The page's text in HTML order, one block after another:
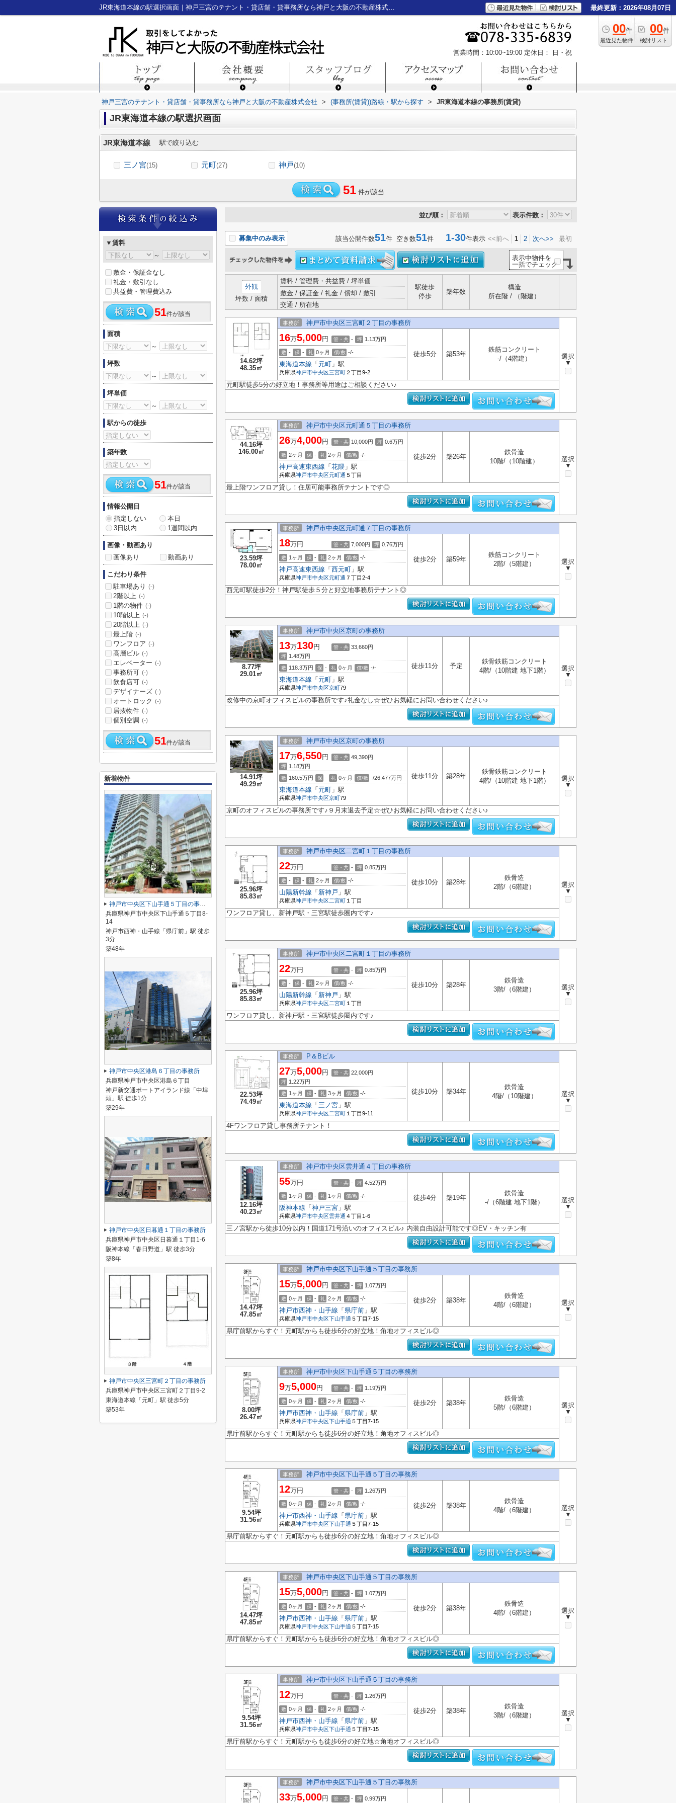
JR東海道本線の駅選択画面｜神戸三宮のテナント・貸店舗・貸事務所なら神戸と大阪の不動産株式会社 最終更新：2026年08月07日
00件
最近見た物件
00件
検討リスト
営業時間：10:00~19:00 定休日： 日・祝
神戸三宮のテナント・貸店舗・貸事務所なら神戸と大阪の不動産株式会社 > (事務所(賃貸))路線・駅から探す > JR東海道本線の事務所(賃貸)
JR東海道本線の駅選択画面
JR東海道本線 駅で絞り込む
三ノ宮(15) 元町(27) 神戸(10)
51 件が該当
並び順： 表示件数：
募集中のみ表示 該当公開件数51件 空き数51件 1-30件表示 <<前へ 1 2 次へ>> 最初
表示中物件を
一括でチェック
外観
坪数 / 面積
賃料 / 管理費・共益費 / 坪単価
敷金 / 保証金 / 礼金 / 償却 / 敷引
交通 / 所在地
駅徒歩
停歩
築年数
構造
所在階 / （階建）
14.62坪
48.35㎡
事務所 神戸市中央区三宮町２丁目の事務所
選択
▼
16万5,000円 管・共 - 坪 1.13万円
敷 - 保 - 礼 0ヶ月 償/敷 -/-
東海道本線 「 元町 」駅
兵庫県神戸市中央区 三宮町 ２丁目9-2
徒歩5分 築53年
鉄筋コンクリート
-/（4階建）
元町駅徒歩5分の好立地！事務所等用途はご相談ください♪
44.16坪
146.00㎡
事務所 神戸市中央区元町通５丁目の事務所
選択
▼
26万4,000円 管・共 10,000円 坪 0.6万円
敷 2ヶ月 保 - 礼 2ヶ月 償/敷 -/-
神戸高速東西線 「 花隈 」駅
兵庫県神戸市中央区元町通 ５丁目
徒歩2分 築26年
鉄骨造
10階/（10階建）
最上階ワンフロア貸し！住居可能事務所テナントです◎
23.59坪
78.00㎡
事務所 神戸市中央区元町通７丁目の事務所
選択
▼
18万円 管・共 7,000円 坪 0.76万円
敷 1ヶ月 保 - 礼 2ヶ月 償/敷 -/-
神戸高速東西線 「 西元町 」駅
兵庫県神戸市中央区元町通 ７丁目2-4
徒歩2分 築59年
鉄筋コンクリート
2階/（5階建）
西元町駅徒歩2分！神戸駅徒歩５分と好立地事務所テナント◎
8.77坪
29.01㎡
事務所 神戸市中央区京町の事務所
選択
▼
13万130円 管・共 33,660円
坪 1.48万円
敷 118.3万円 保 - 礼 0ヶ月 償/敷 -/-
東海道本線 「 元町 」駅
兵庫県神戸市中央区京町79
徒歩11分 予定
鉄骨鉄筋コンクリート
4階/（10階建 地下1階）
改修中の京町オフィスビルの事務所です♪礼金なし☆ぜひお気軽にお問い合わせください♪
14.91坪
49.29㎡
事務所 神戸市中央区京町の事務所
選択
▼
17万6,550円 管・共 49,390円
坪 1.18万円
敷 160.5万円 保 - 礼 0ヶ月 償/敷 -/26.477万円
東海道本線 「 元町 」駅
兵庫県神戸市中央区京町79
徒歩11分 築28年
鉄骨鉄筋コンクリート
4階/（10階建 地下1階）
京町のオフィスビルの事務所です♪９月末退去予定☆ぜひお気軽にお問い合わせください♪
25.96坪
85.83㎡
事務所 神戸市中央区二宮町１丁目の事務所
選択
▼
22万円 管・共 - 坪 0.85万円
敷 - 保 - 礼 2ヶ月 償/敷 -/-
山陽新幹線 「 新神戸 」駅
兵庫県神戸市中央区 二宮町 １丁目
徒歩10分 築28年
鉄骨造
2階/（6階建）
ワンフロア貸し、新神戸駅・三宮駅徒歩圏内です♪
25.96坪
85.83㎡
事務所 神戸市中央区二宮町１丁目の事務所
選択
▼
22万円 管・共 - 坪 0.85万円
敷 - 保 - 礼 2ヶ月 償/敷 -/-
山陽新幹線 「 新神戸 」駅
兵庫県神戸市中央区 二宮町 １丁目
徒歩10分 築28年
鉄骨造
3階/（6階建）
ワンフロア貸し、新神戸駅・三宮駅徒歩圏内です♪
22.53坪
74.49㎡
事務所 P＆Bビル
選択
▼
27万5,000円 管・共 22,000円
坪 1.22万円
敷 1ヶ月 保 - 礼 3ヶ月 償/敷 -/-
東海道本線 「 三ノ宮 」駅
兵庫県神戸市中央区 二宮町 １丁目9-11
徒歩10分 築34年
鉄骨造
4階/（10階建）
4Fワンフロア貸し事務所テナント！
12.16坪
40.23㎡
事務所 神戸市中央区雲井通４丁目の事務所
選択
▼
55万円 管・共 - 坪 4.52万円
敷 1ヶ月 保 - 礼 1ヶ月 償/敷 -/-
阪神本線 「 神戸三宮 」駅
兵庫県神戸市中央区 雲井通 ４丁目1-6
徒歩4分 築19年
鉄骨造
-/（6階建 地下1階）
三ノ宮駅から徒歩10分以内！国道171号沿いのオフィスビル♪ 内装自由設計可能です◎EV・キッチン有
14.47坪
47.85㎡
事務所 神戸市中央区下山手通５丁目の事務所
選択
▼
15万5,000円 管・共 - 坪 1.07万円
敷 0ヶ月 保 - 礼 2ヶ月 償/敷 -/-
神戸市西神・山手線 「 県庁前 」駅
兵庫県神戸市中央区下山手通 ５丁目7-15
徒歩2分 築38年
鉄骨造
4階/（6階建）
県庁前駅からすぐ！元町駅からも徒歩6分の好立地！角地オフィスビル◎
8.00坪
26.47㎡
事務所 神戸市中央区下山手通５丁目の事務所
選択
▼
9万5,000円 管・共 - 坪 1.19万円
敷 0ヶ月 保 - 礼 2ヶ月 償/敷 -/-
神戸市西神・山手線 「 県庁前 」駅
兵庫県神戸市中央区下山手通 ５丁目7-15
徒歩2分 築38年
鉄骨造
5階/（6階建）
県庁前駅からすぐ！元町駅からも徒歩6分の好立地！角地オフィスビル◎
9.54坪
31.56㎡
事務所 神戸市中央区下山手通５丁目の事務所
選択
▼
12万円 管・共 - 坪 1.26万円
敷 0ヶ月 保 - 礼 2ヶ月 償/敷 -/-
神戸市西神・山手線 「 県庁前 」駅
兵庫県神戸市中央区下山手通 ５丁目7-15
徒歩2分 築38年
鉄骨造
4階/（6階建）
県庁前駅からすぐ！元町駅からも徒歩6分の好立地！角地オフィスビル◎
14.47坪
47.85㎡
事務所 神戸市中央区下山手通５丁目の事務所
選択
▼
15万5,000円 管・共 - 坪 1.07万円
敷 0ヶ月 保 - 礼 2ヶ月 償/敷 -/-
神戸市西神・山手線 「 県庁前 」駅
兵庫県神戸市中央区下山手通 ５丁目7-15
徒歩2分 築38年
鉄骨造
4階/（6階建）
県庁前駅からすぐ！元町駅からも徒歩6分の好立地！角地オフィスビル◎
9.54坪
31.56㎡
事務所 神戸市中央区下山手通５丁目の事務所
選択
▼
12万円 管・共 - 坪 1.26万円
敷 0ヶ月 保 - 礼 2ヶ月 償/敷 -/-
神戸市西神・山手線 「 県庁前 」駅
兵庫県神戸市中央区下山手通 ５丁目7-15
徒歩2分 築38年
鉄骨造
3階/（6階建）
県庁前駅からすぐ！元町駅からも徒歩6分の好立地☆角地オフィスビル◎
事務所 神戸市中央区下山手通５丁目の事務所
33万5,000円 管・共 - 坪 0.99万円
▼賃料
～
敷金・保証金なし
礼金・敷引なし
共益費・管理費込み
51件が該当
面積
～
坪数
～
坪単価
～
駅からの徒歩
築年数
51件が該当
情報公開日
指定しない
本日
3日以内
1週間以内
画像・動画あり
画像あり
動画あり
こだわり条件
駐車場あり
(-)
2階以上 (-)
1階の物件 (-)
10階以上 (-)
20階以上 (-)
最上階 (-)
ワンフロア (-)
高層ビル (-)
エレベーター (-)
事務所可 (-)
飲食店可 (-)
デザイナーズ (-)
オートロック (-)
居抜物件 (-)
個別空調 (-)
51件が該当
新着物件
神戸市中央区下山手通５丁目の事務所
兵庫県神戸市中央区下山手通５丁目8-
14
神戸市西神・山手線「県庁前」駅 徒歩
3分
築48年
神戸市中央区港島６丁目の事務所
兵庫県神戸市中央区港島６丁目
神戸新交通ポートアイランド線「中埠
頭」駅 徒歩1分
築29年
神戸市中央区日暮通１丁目の事務所
兵庫県神戸市中央区日暮通１丁目1-6
阪神本線「春日野道」駅 徒歩3分
築8年
神戸市中央区三宮町２丁目の事務所
兵庫県神戸市中央区三宮町２丁目9-2
東海道本線「元町」駅 徒歩5分
築53年